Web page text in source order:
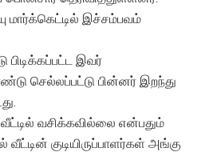
மார்க்கெட்டில் இச்சம்பவம்
பிடிக்கப்பட்ட இவர்
செல்லப்பட்டு பின்னர் இறந்து
வசிக்கவில்லை என்பதும்
குடியிருப்பாளர்கள் அங்கு